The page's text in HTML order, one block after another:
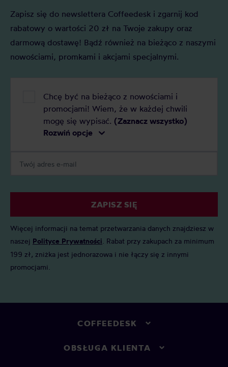
Zapisz się do newslettera Coffeedesk i zgarnij kod
rabatowy o wartości 20 zł na Twoje zakupy oraz
darmową dostawę! Bądź również na bieżąco z naszymi
nowościami, promkami i akcjami specjalnymi.
Chcę być na bieżąco z nowościami i
promocjami! Wiem, że w każdej chwili
mogę się wypisać. (Zaznacz wszystko)
Rozwiń opcje
ZAPISZ SIĘ
Więcej informacji na temat przetwarzania danych znajdziesz w
naszej Polityce Prywatności . Rabat przy zakupach za minimum
199 zł, zniżka jest jednorazowa i nie łączy się z innymi
promocjami.
COFFEEDESK
OBSŁUGA KLIENTA